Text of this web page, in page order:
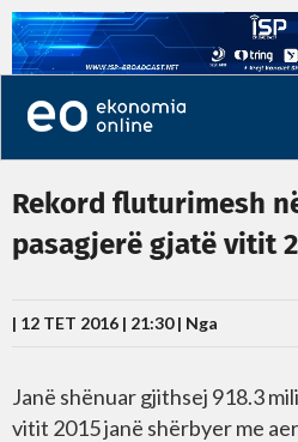
Rekord fluturimesh
pasagjerë gjatë vitit
| 12 TET 2016 | 21:30 | Nga
Janë shënuar gjithsej 918.3
vitit 2015 janë shërbyer me